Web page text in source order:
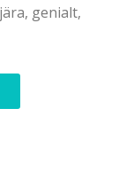
genialt,